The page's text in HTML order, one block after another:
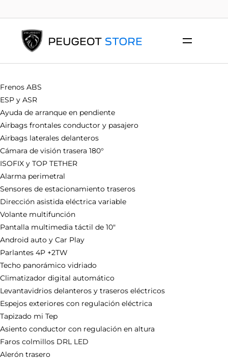
Frenos ABS
ESP y ASR
Ayuda de arranque en pendiente
Airbags frontales conductor y pasajero
Airbags laterales delanteros
Cámara de visión trasera 180°
ISOFIX y TOP TETHER
Alarma perimetral
Sensores de estacionamiento traseros
Dirección asistida eléctrica variable
Volante multifunción
Pantalla multimedia táctil de 10″
Android auto y Car Play
Parlantes 4P +2TW
Techo panorámico vidriado
Climatizador digital automático
Levantavidrios delanteros y traseros eléctricos
Espejos exteriores con regulación eléctrica
Tapizado mi Tep
Asiento conductor con regulación en altura
Faros colmillos DRL LED
Alerón trasero